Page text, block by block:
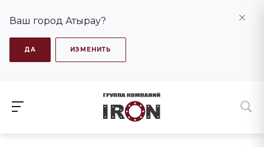
Ваш город Атырау?
ДА ИЗМЕНИТЬ